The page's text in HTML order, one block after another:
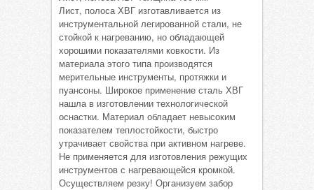
Лист, полоса ХВГ изготавливается из
инструментальной легированной стали, не
стойкой к нагреванию, но обладающей
хорошими показателями ковкости. Из
материала этого типа производятся
мерительные инструменты, протяжки и
пуансоны. Широкое применение сталь ХВГ
нашла в изготовлении технологической
оснастки. Материал обладает невысоким
показателем теплостойкости, быстро
утрачивает свойства при активном нагреве.
Не применяется для изготовления режущих
инструментов с нагревающейся кромкой.
Осуществляем резку! Организуем забор